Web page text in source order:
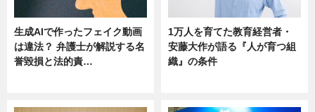
生成AIで作ったフェイク動画
は違法？ 弁護士が解説する名
誉毀損と法的責…
1万人を育てた教育経営者・
安藤大作が語る『人が育つ組
織』の条件